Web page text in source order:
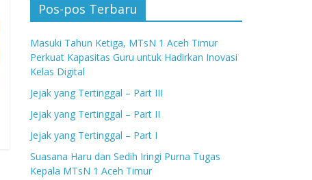
Pos-pos Terbaru
Masuki Tahun Ketiga, MTsN 1 Aceh Timur
Perkuat Kapasitas Guru untuk Hadirkan Inovasi
Kelas Digital
Jejak yang Tertinggal – Part III
Jejak yang Tertinggal – Part II
Jejak yang Tertinggal – Part I
Suasana Haru dan Sedih Iringi Purna Tugas
Kepala MTsN 1 Aceh Timur